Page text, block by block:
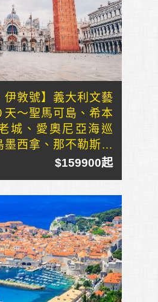
伊敦號】義大利文藝
天～聖馬可島、希本
城、愛奧尼亞海巡
墨西拿、那不勒斯風
$159900起